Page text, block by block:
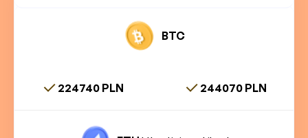
BTC
224740 PLN 244070 PLN